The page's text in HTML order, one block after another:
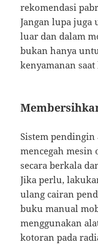
rekomendasi
Jangan lupa
luar dan dalam
bukan hanya
kenyamanan
Sistem
mencegah mesin
secara berkala
Jika perlu,
ulang cairan
buku manual
menggunakan
kotoran pada